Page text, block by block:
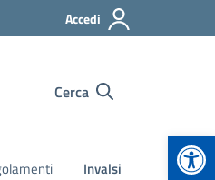
Accedi
Cerca
Invalsi